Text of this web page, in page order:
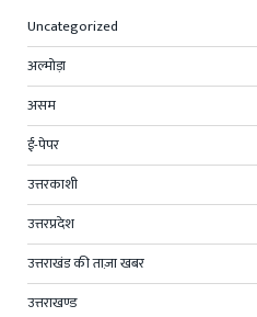
Uncategorized
अल्मोड़ा
असम
ई-पेपर
उत्तरकाशी
उत्तरप्रदेश
उत्तराखंड की ताज़ा खबर
उत्तराखण्ड